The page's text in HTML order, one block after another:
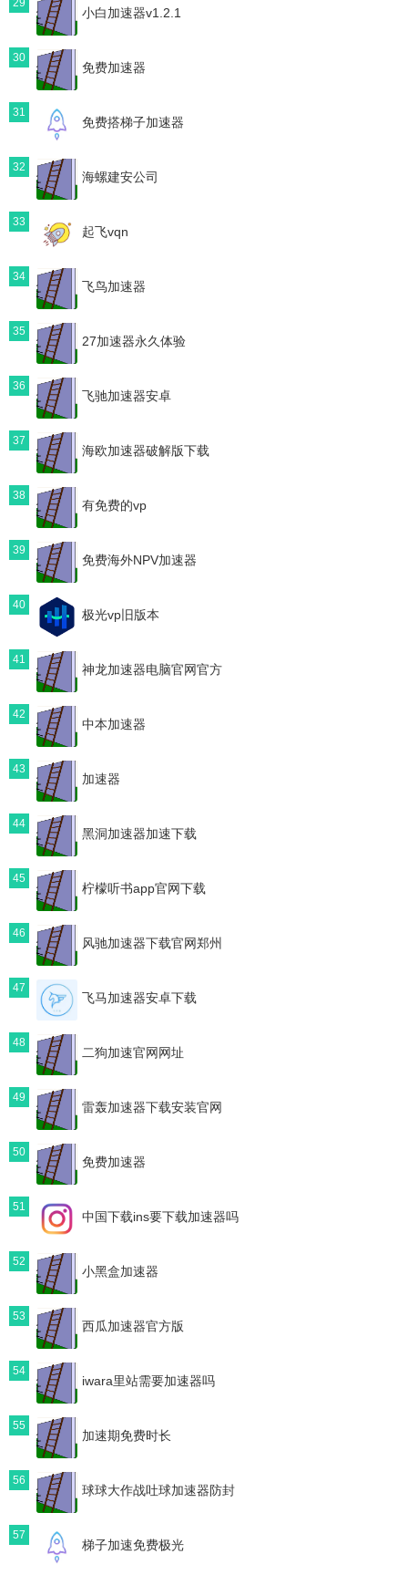
小白加速器v1.2.1
30
免费加速器
31
免费搭梯子加速器
32
海螺建安公司
33
起飞vqn
34
飞鸟加速器
35
27加速器永久体验
36
飞驰加速器安卓
37
海欧加速器破解版下载
38
有免费的vp
39
免费海外NPV加速器
40
极光vp旧版本
41
神龙加速器电脑官网官方
42
中本加速器
43
加速器
44
黑洞加速器加速下载
45
柠檬听书app官网下载
46
风驰加速器下载官网郑州
47
飞马加速器安卓下载
48
二狗加速官网网址
49
雷轰加速器下载安装官网
50
免费加速器
51
中国下载ins要下载加速器吗
52
小黑盒加速器
53
西瓜加速器官方版
54
iwara里站需要加速器吗
55
加速期免费时长
56
球球大作战吐球加速器防封
57
梯子加速免费极光